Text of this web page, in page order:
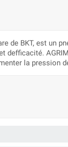
de BKT, est
defficacité.
la pression